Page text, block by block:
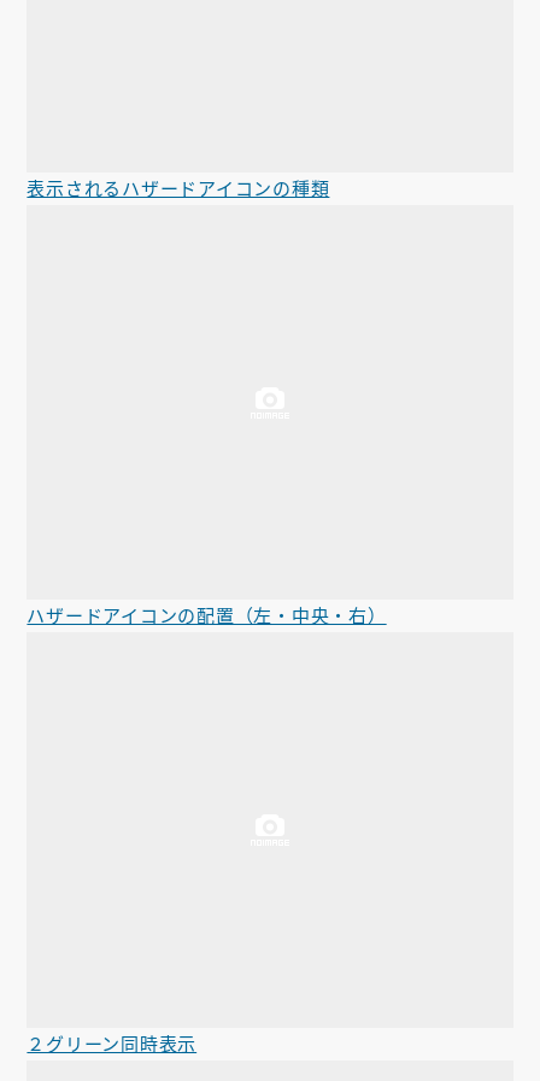
表示されるハザードアイコンの種類
ハザードアイコンの配置（左・中央・右）
２グリーン同時表示